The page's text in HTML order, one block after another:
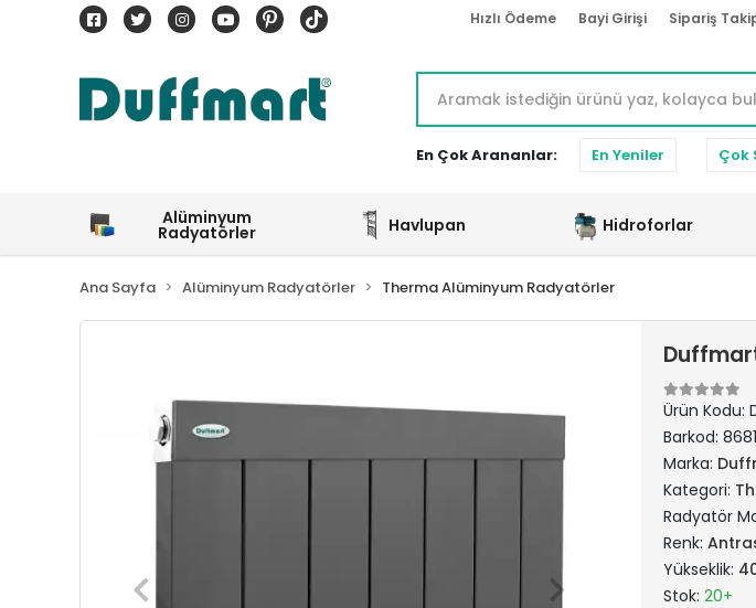
Hızlı Ödeme Bayi Girişi Sipariş
En Çok Arananlar: En Yeniler Çok
Alüminyum
Radyatörler Havlupan Hidroforlar
Ana Sayfa Alüminyum Radyatörler Therma Alüminyum Radyatörler
Ürün Kodu:
Barkod:
Marka:
Kategori:
Radyatör
Renk:
Yükseklik:
Stok: 20+